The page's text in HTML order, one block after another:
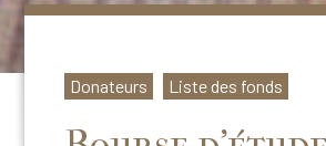
Donateurs Liste des fonds